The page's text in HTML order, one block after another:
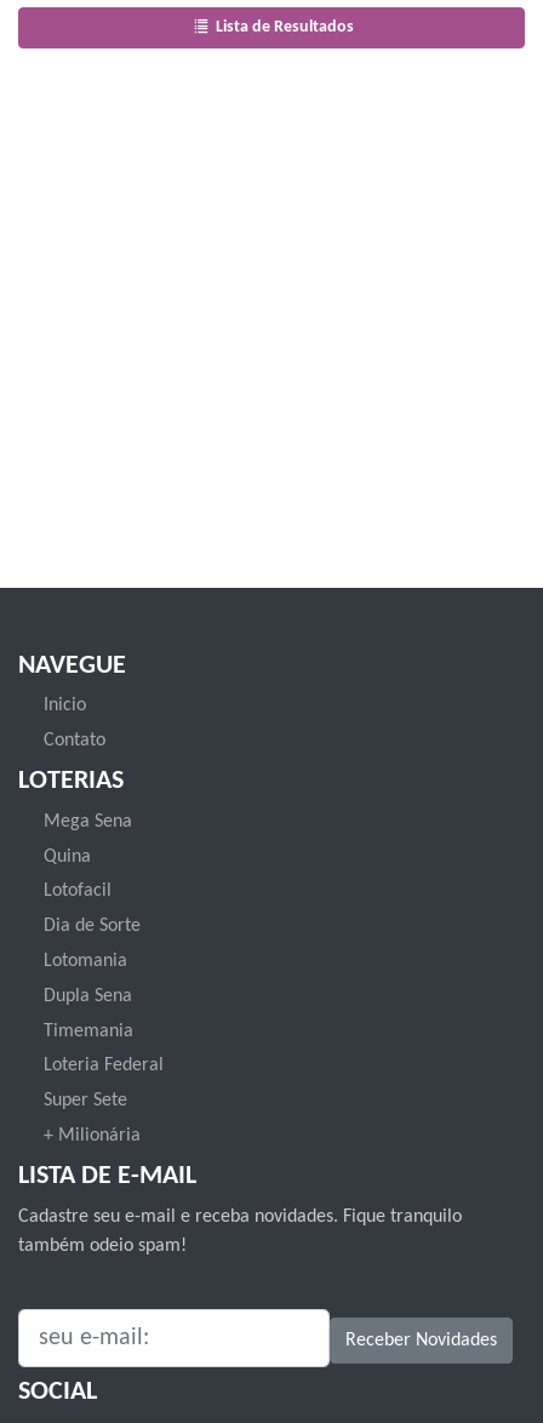
Lista de Resultados
NAVEGUE
Inicio
Contato
LOTERIAS
Mega Sena
Quina
Lotofacil
Dia de Sorte
Lotomania
Dupla Sena
Timemania
Loteria Federal
Super Sete
+ Milionária
LISTA DE E-MAIL
Cadastre seu e-mail e receba novidades. Fique tranquilo
também odeio spam!
SEU E-MAIL: Receber Novidades
SOCIAL